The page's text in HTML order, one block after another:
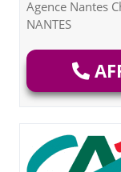
Agence Nantes
NANTES